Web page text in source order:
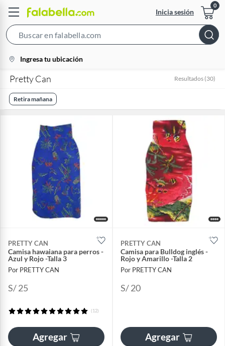
Inicia sesión
Bar
location-
icon
Ingresa tu ubicación
Pretty Can Resultados (30)
Retira mañana
PRETTY CAN
Camisa hawaiana para perros -
Azul y Rojo -Talla 3
Por PRETTY CAN
S/ 25
(12)
Agregar
PRETTY CAN
Camisa para Bulldog inglés -
Rojo y Amarillo -Talla 2
Por PRETTY CAN
S/ 20
Agregar